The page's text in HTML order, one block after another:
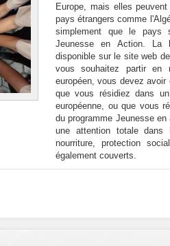
Europe, mais elles
pays étrangers comme
simplement que le pays
Jeunesse en Action. La
disponible sur le site web
vous souhaitez partir en
européen, vous devez
que vous résidiez dans
européenne, ou que vous
du programme Jeunesse
une attention totale
nourriture, protection
également couverts.